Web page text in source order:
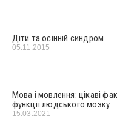
Діти та осінній синдром
05.11.2015
Мова і мовлення: цікаві
функції людського мозку
15.03.2021